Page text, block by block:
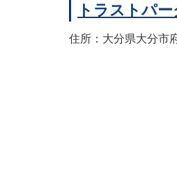
トラストパ
住所：大分県大分市